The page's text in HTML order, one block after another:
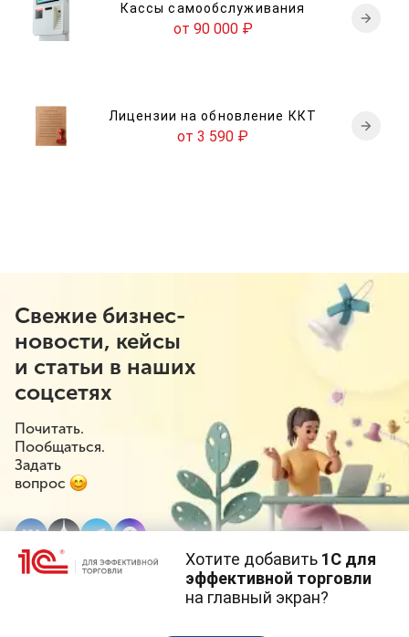
Кассы самообслуживания
от 90 000 ₽
Лицензии на обновление ККТ
от 3 590 ₽
Свежие бизнес-
новости, кейсы
и статьи в наших
соцсетях
Почитать.
Пообщаться.
Задать
вопрос
cookie-файлы (файлы с данными о прошлых
Хотите добавить 1С для
эффективной торговли
на главный экран?